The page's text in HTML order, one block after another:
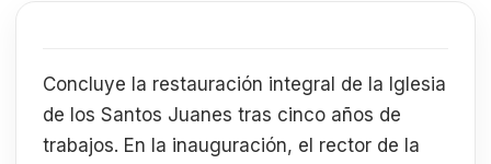
Concluye la restauración integral de la Iglesia
de los Santos Juanes tras cinco años de
trabajos. En la inauguración, el rector de la